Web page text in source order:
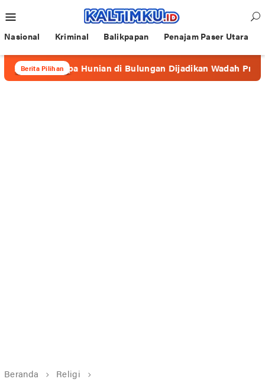
ke
kontenMobile
Nasional Kriminal Balikpapan Penajam Paser Utara
Berita Pilihan
Hunian di Bulungan Dijadikan Wadah Prostitusi
Beranda Religi